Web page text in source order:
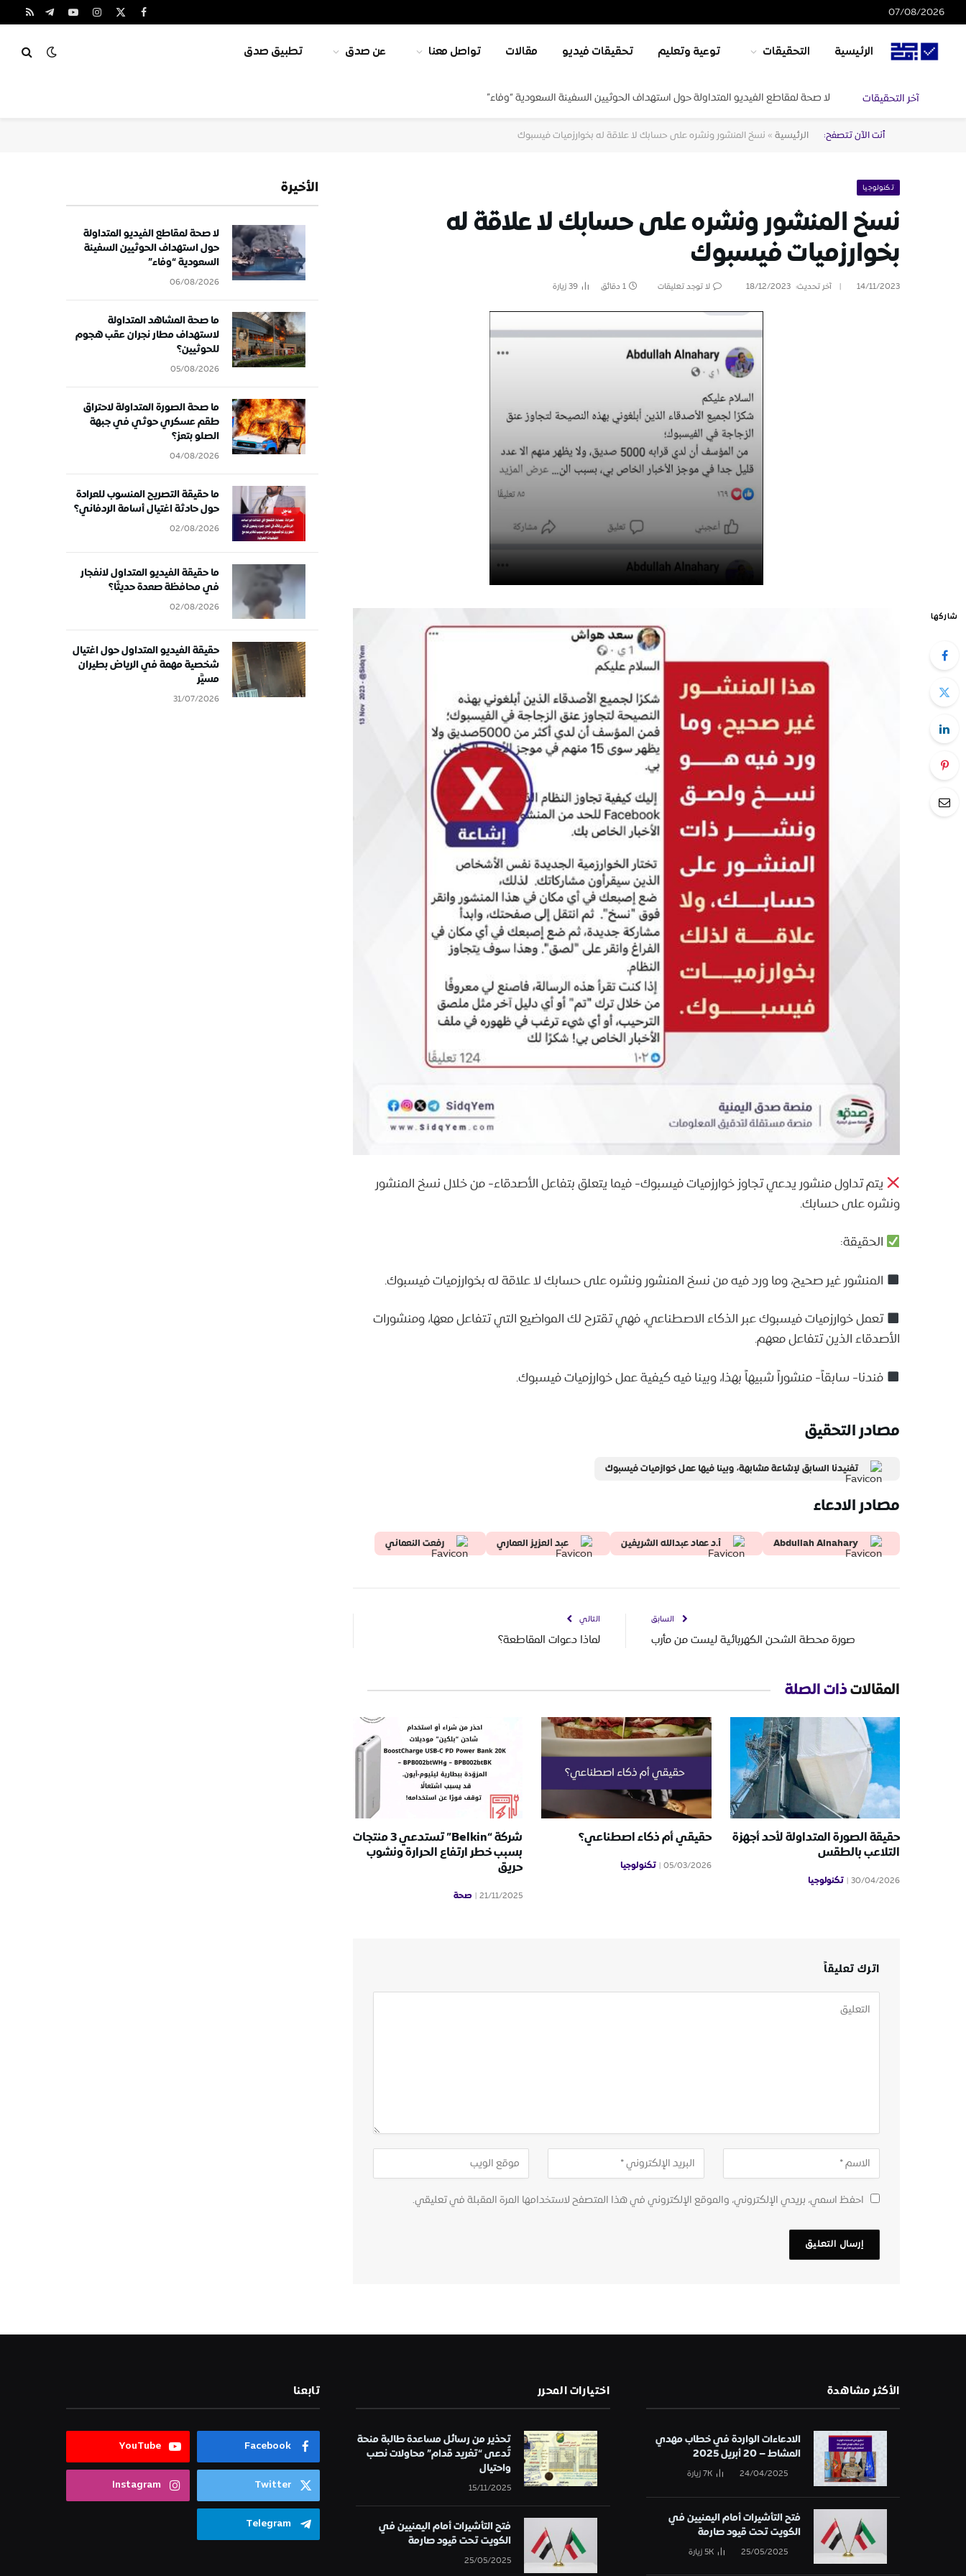
07/08/2026 فيسبوك
X
الانستغراميوتيوبتيلقرامRSS
الرئيسية التحقيقات توعية وتعليم تحقيقات فيديو مقالات تواصل معنا عن صدق تطبيق صدق
آخر التحقيقات لا صحة لمقاطع الفيديو المتداولة حول استهداف الحوثيين السفينة السعودية “وفاء”
أنت الآن تتصفح: الرئيسية» نسخ المنشور ونشره على حسابك لا علاقة له بخوارزميات فيسبوك
تكنولوجيا
نسخ المنشور ونشره على حسابك لا علاقة له
بخوارزميات فيسبوك
14/11/2023 آخر تحديث: 18/12/2023 لا توجد تعليقات 1 دقائق 39زيارة
شاركها
يتم تداول منشور يدعي تجاوز خوارزميات فيسبوك- فيما يتعلق بتفاعل الأصدقاء- من خلال نسخ المنشور
ونشره على حسابك.
الحقيقة:
المنشور غير صحيح، وما ورد فيه من نسخ المنشور ونشره على حسابك لا علاقة له بخوارزميات فيسبوك.
تعمل خوارزميات فيسبوك عبر الذكاء الاصطناعي، فهي تقترح لك المواضيع التي تتفاعل معها، ومنشورات
الأصدقاء الذين تتفاعل معهم.
فندنا- سابقاً- منشوراً شبيهاً بهذا، وبينا فيه كيفية عمل خوارزميات فيسبوك.
مصادر التحقيق
تفنيدنا السابق لإشاعة مشابهة، وبينا فيها عمل خوازميات فيسبوك
مصادر الادعاء
Abdullah Alnahary أ.د عماد عبدالله الشريفين ﻋﺒﺪ ﺍﻟﻌﺰﻳﺰ العماري رفعت النعماني
السابق
صورة محطة الشحن الكهربائية ليست من مأرب
التالي
لماذا دعوات المقاطعة؟
المقالاتذات الصلة
حقيقة الصورة المتداولة لأحد أجهزة
التلاعب بالطقس
30/04/2026 تكنولوجيا
حقيقي أم ذكاء اصطناعي؟
05/03/2026 تكنولوجيا
شركة “Belkin” تستدعي 3 منتجات
بسبب خطر ارتفاع الحرارة ونشوب
حريق
21/11/2025 صحة
اترك تعليقاً
احفظ اسمي، بريدي الإلكتروني، والموقع الإلكتروني في هذا المتصفح لاستخدامها المرة المقبلة في تعليقي.
الأخيرة
لا صحة لمقاطع الفيديو المتداولة
حول استهداف الحوثيين السفينة
السعودية “وفاء”
06/08/2026
ما صحة المشاهد المتداولة
لاستهداف مطار نجران عقب هجوم
للحوثيين؟
05/08/2026
ما صحة الصورة المتداولة لاحتراق
طقم عسكري حوثي في جبهة
الصلو بتعز؟
04/08/2026
ما حقيقة التصريح المنسوب للعرادة
حول حادثة اغتيال أسامة الردفاني؟
02/08/2026
ما حقيقة الفيديو المتداول لانفجار
في محافظة صعدة حديثًا؟
02/08/2026
حقيقة الفيديو المتداول حول اغتيال
شخصية مهمة في الرياض بطيران
مسيَّر
31/07/2026
الأكثر مشاهدة
الادعاءات الواردة في خطاب مهدي
المشاط – 20 أبريل 2025
24/04/2025
7Kزيارة
فتح التأشيرات أمام اليمنيين في
الكويت تحت قيود صارمة
25/05/2025
5Kزيارة
اختيارات المحرر
تحذير من رسائل مساعدة طالبة منحة
تُدعى “تغريد قدام” محاولات نصب
واحتيال
15/11/2025
فتح التأشيرات أمام اليمنيين في
الكويت تحت قيود صارمة
25/05/2025
تابعنا
Facebook
YouTube
Twitter
Instagram
Telegram